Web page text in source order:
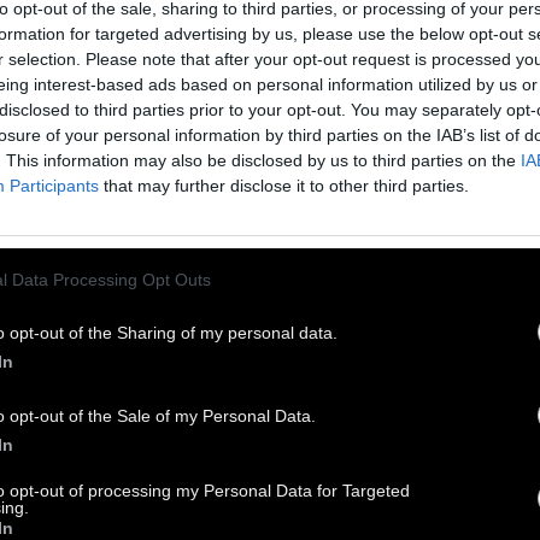
opt-out of the sale, sharing to third parties, or processing of your
for targeted advertising by us, please use the below opt-out
selection. Please note that after your opt-out request is processed
interest-based ads based on personal information utilized by us
to third parties prior to your opt-out. You may separately
of your personal information by third parties on the IAB’s list of
This information may also be disclosed by us to third parties on the
Participants that may further disclose it to other third parties.
Data Processing Opt Outs
opt-out of the Sharing of my personal data.
opt-out of the Sale of my Personal Data.
opt-out of processing my Personal Data for Targeted
με τα ευρήματα, για κάθε επιπλέον
κρασί ή μπίρα επάνω από το συνιστώμενο
μειώνει κατά 30 λεπτά το εκτιμώμενο
ζωής ενός μεσήλικα.
τα πέντε ποτήρια κρασί των 175 ml ή 5
ποτήρια μπίρας την εβδομάδα,
ή 12,5 μονάδες καθαρού αλκοόλ.
μεγαλύτερη από αυτή αυξάνει δραματικά
κίνδυνο εγκεφαλικού, ανευρύσματος, καρδιακής
και θανάτου.